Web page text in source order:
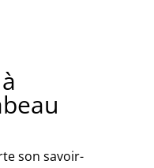
son savoir-